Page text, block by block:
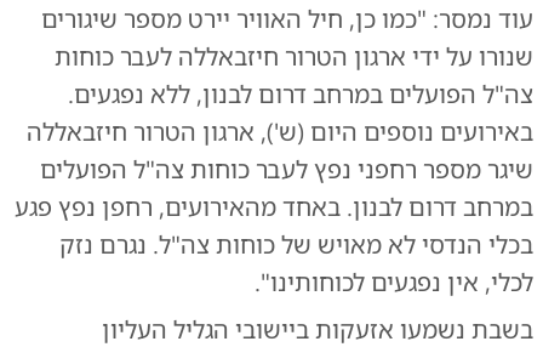
עוד נמסר: "כמו כן, חיל האוויר יירט מספר שיגורים
שנורו על ידי ארגון הטרור חיזבאללה לעבר כוחות
צה"ל הפועלים במרחב דרום לבנון, ללא נפגעים.
באירועים נוספים היום (ש'), ארגון הטרור חיזבאללה
שיגר מספר רחפני נפץ לעבר כוחות צה"ל הפועלים
במרחב דרום לבנון. באחד מהאירועים, רחפן נפץ פגע
בכלי הנדסי לא מאויש של כוחות צה"ל. נגרם נזק
לכלי, אין נפגעים לכוחותינו".
בשבת נשמעו אזעקות ביישובי הגליל העליון